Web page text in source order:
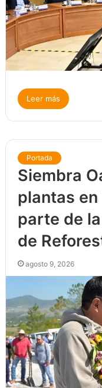
Leer más
Portada
Siembra
plantas
parte de
de
agosto 9, 2026